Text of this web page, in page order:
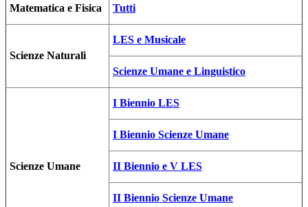
Matematica e Fisica Tutti
Scienze Naturali
LES e Musicale
Scienze Umane e Linguistico
Scienze Umane
I Biennio LES
I Biennio Scienze Umane
II Biennio e V LES
II Biennio Scienze Umane